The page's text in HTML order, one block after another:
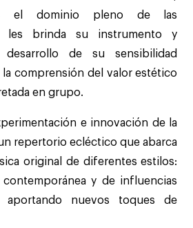
el dominio pleno de las
les brinda su instrumento y
de su sensibilidad
la comprensión del valor estético
en grupo.
e innovación de la
repertorio ecléctico que abarca
original de diferentes estilos:
y de influencias
aportando nuevos toques de